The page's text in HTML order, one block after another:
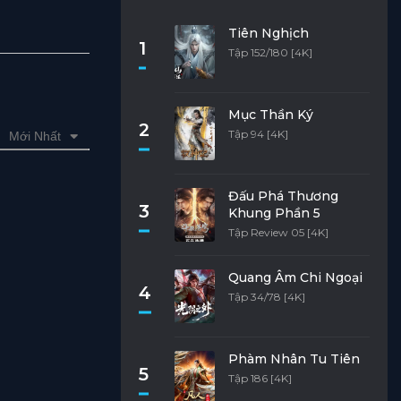
Mới Nhất
1
Tiên Nghịch
Tập 152/180 [4K]
2
Mục Thần Ký
Tập 94 [4K]
3
Đấu Phá Thương
Khung Phần 5
Tập Review 05 [4K]
4
Quang Âm Chi Ngoại
Tập 34/78 [4K]
5
Phàm Nhân Tu Tiên
Tập 186 [4K]